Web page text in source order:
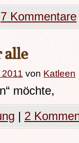
7 Kommentare
von Katleen
möchte,
| 2